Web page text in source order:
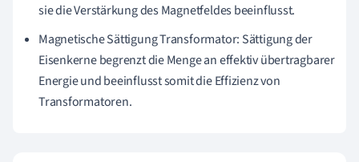
sie die Verstärkung des Magnetfeldes beeinflusst.
Magnetische Sättigung Transformator: Sättigung der
Eisenkerne begrenzt die Menge an effektiv übertragbarer
Energie und beeinflusst somit die Effizienz von
Transformatoren.